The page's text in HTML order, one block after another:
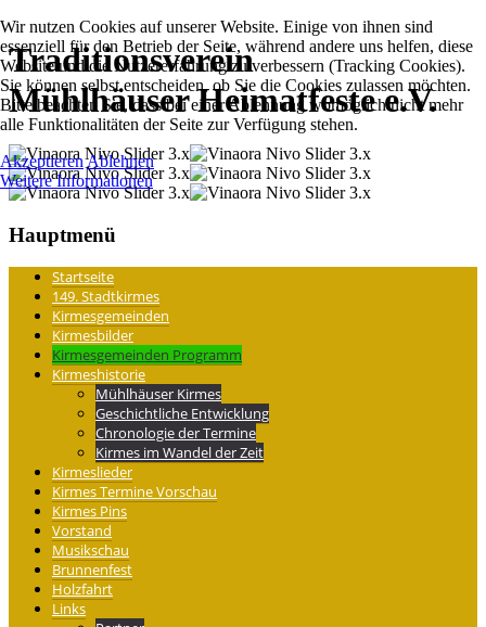
Traditions­verein
Mühlhäuser Heimatfeste e.V.
Hauptmenü
Startseite
149. Stadtkirmes
Kirmesgemeinden
Kirmesbilder
Kirmesgemeinden Programm
Kirmeshistorie
Mühlhäuser Kirmes
Geschichtliche Entwicklung
Chronologie der Termine
Kirmes im Wandel der Zeit
Kirmeslieder
Kirmes Termine Vorschau
Kirmes Pins
Vorstand
Musikschau
Brunnenfest
Holzfahrt
Links
Wir nutzen Cookies auf unserer Website. Einige von ihnen sind
essenziell für den Betrieb der Seite, während andere uns helfen, diese
Website und die Nutzererfahrung zu verbessern (Tracking Cookies).
Sie können selbst entscheiden, ob Sie die Cookies zulassen möchten.
Bitte beachten Sie, dass bei einer Ablehnung womöglich nicht mehr
alle Funktionalitäten der Seite zur Verfügung stehen.
Akzeptieren Ablehnen
Weitere Informationen